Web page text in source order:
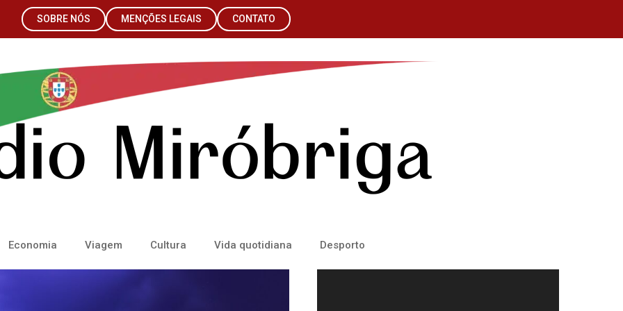
SOBRE NÓS MENÇÕES LEGAIS CONTATO
Economia Viagem Cultura Vida quotidiana Desporto